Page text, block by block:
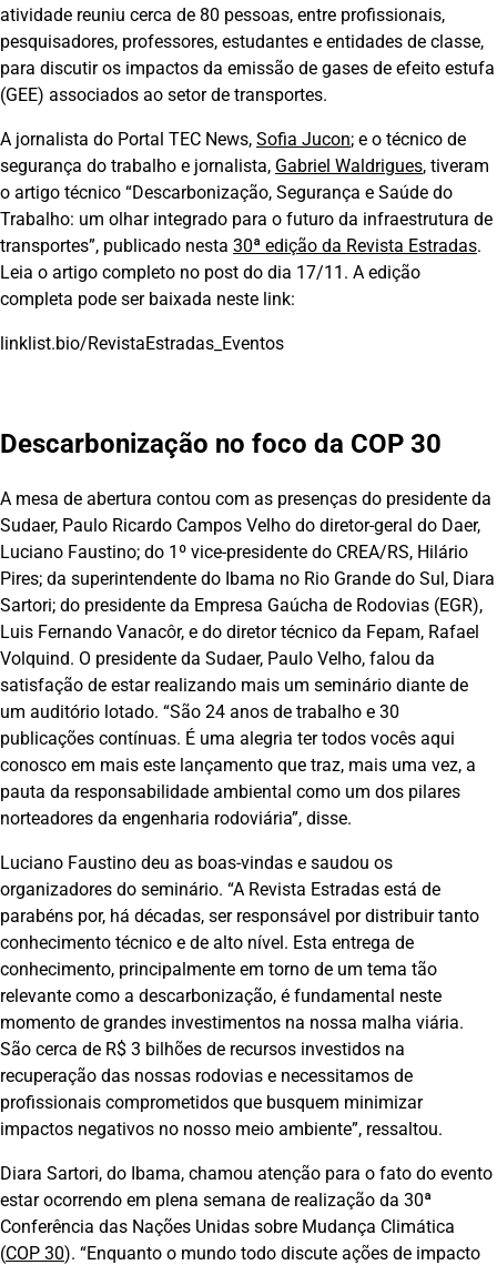
atividade reuniu cerca de 80 pessoas, entre profissionais,
pesquisadores, professores, estudantes e entidades de classe,
para discutir os impactos da emissão de gases de efeito estufa
(GEE) associados ao setor de transportes.
A jornalista do Portal TEC News, Sofia Jucon; e o técnico de
segurança do trabalho e jornalista, Gabriel Waldrigues, tiveram
o artigo técnico “Descarbonização, Segurança e Saúde do
Trabalho: um olhar integrado para o futuro da infraestrutura de
transportes”, publicado nesta 30ª edição da Revista Estradas.
Leia o artigo completo no post do dia 17/11. A edição
completa pode ser baixada neste link:
linklist.bio/RevistaEstradas_Eventos
Descarbonização no foco da COP 30
A mesa de abertura contou com as presenças do presidente da
Sudaer, Paulo Ricardo Campos Velho do diretor-geral do Daer,
Luciano Faustino; do 1º vice-presidente do CREA/RS, Hilário
Pires; da superintendente do Ibama no Rio Grande do Sul, Diara
Sartori; do presidente da Empresa Gaúcha de Rodovias (EGR),
Luis Fernando Vanacôr, e do diretor técnico da Fepam, Rafael
Volquind. O presidente da Sudaer, Paulo Velho, falou da
satisfação de estar realizando mais um seminário diante de
um auditório lotado. “São 24 anos de trabalho e 30
publicações contínuas. É uma alegria ter todos vocês aqui
conosco em mais este lançamento que traz, mais uma vez, a
pauta da responsabilidade ambiental como um dos pilares
norteadores da engenharia rodoviária”, disse.
Luciano Faustino deu as boas-vindas e saudou os
organizadores do seminário. “A Revista Estradas está de
parabéns por, há décadas, ser responsável por distribuir tanto
conhecimento técnico e de alto nível. Esta entrega de
conhecimento, principalmente em torno de um tema tão
relevante como a descarbonização, é fundamental neste
momento de grandes investimentos na nossa malha viária.
São cerca de R$ 3 bilhões de recursos investidos na
recuperação das nossas rodovias e necessitamos de
profissionais comprometidos que busquem minimizar
impactos negativos no nosso meio ambiente”, ressaltou.
Diara Sartori, do Ibama, chamou atenção para o fato do evento
estar ocorrendo em plena semana de realização da 30ª
Conferência das Nações Unidas sobre Mudança Climática
(COP 30). “Enquanto o mundo todo discute ações de impacto